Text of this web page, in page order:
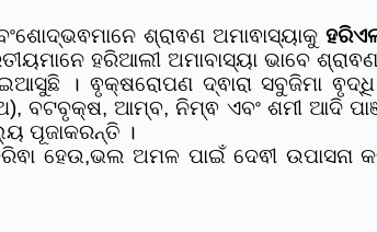
ଶ୍ରାଵଣ ଅମାଵାସ୍ୟାକୁ
ହରିଆଲୀ ଅମାବାସ୍ୟା ଭାବେ
। ଵୃକ୍ଷରୋପଣ ଦ୍ଵାରା ସବୁଜିମା
ବଟବୃକ୍ଷ, ଆମ୍ବ, ନିମ୍ଵ ଏବଂ ଶମୀ ଆଦି
ପୂଜାକରନ୍ତି ।
ହେଉ,ଭଲ ଅମଳ ପାଇଁ ଦେଵୀ ଉପାସନା